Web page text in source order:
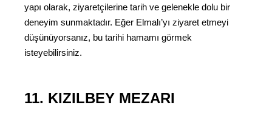
yapı olarak, ziyaretçilerine tarih ve gelenekle dolu bir
deneyim sunmaktadır. Eğer Elmalı’yı ziyaret etmeyi
düşünüyorsanız, bu tarihi hamamı görmek
isteyebilirsiniz.
11. KIZILBEY MEZARI